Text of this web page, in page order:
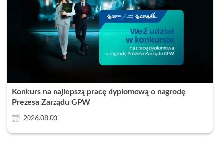
Konkurs na najlepszą pracę dyplomową o nagrodę
Prezesa Zarządu GPW
2026.08.03